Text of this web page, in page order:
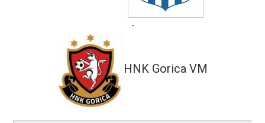
-
HNK Gorica VM